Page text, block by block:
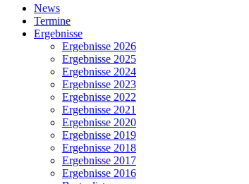
Close
Menu
News
Termine
Ergebnisse
Ergebnisse 2026
Ergebnisse 2025
Ergebnisse 2024
Ergebnisse 2023
Ergebnisse 2022
Ergebnisse 2021
Ergebnisse 2020
Ergebnisse 2019
Ergebnisse 2018
Ergebnisse 2017
Ergebnisse 2016